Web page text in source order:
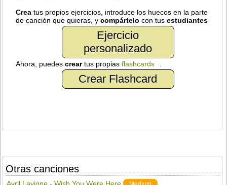
Crea tus propios ejercicios, introduce los huecos en la parte
de canción que quieras, ycompártelo con tusestudiantes
Ejercicio
personalizado
Ahora, puedescreartus propiasflashcards
Crear Flashcard
Otras canciones